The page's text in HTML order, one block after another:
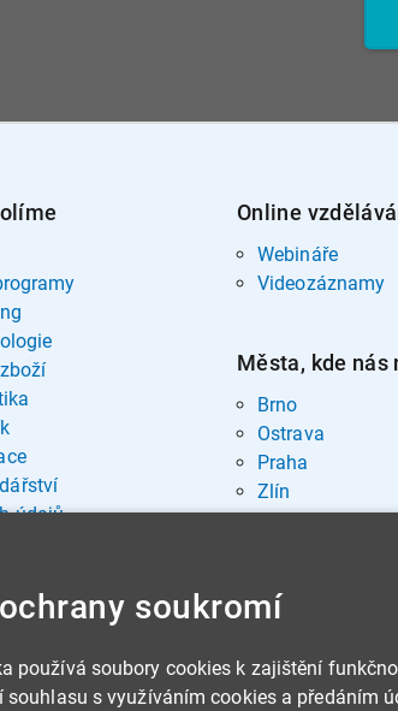
údajů
Online
Webináře
Videozáznamy
Města, kde nás
Brno
Ostrava
Praha
Zlín
soukromí
používá soubory cookies k zajištění
souhlasu s využíváním cookies a předáním